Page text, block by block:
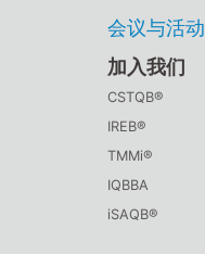
会议与活动
加入我们
CSTQB®
IREB®
TMMi®
IQBBA
iSAQB®